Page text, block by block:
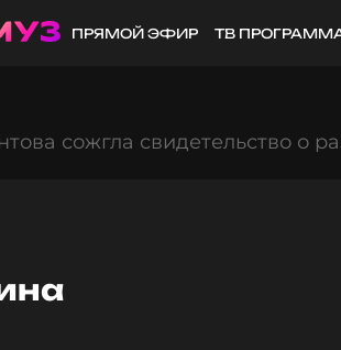
ПРЯМОЙ ЭФИР ТВ
сожгла свидетельство о